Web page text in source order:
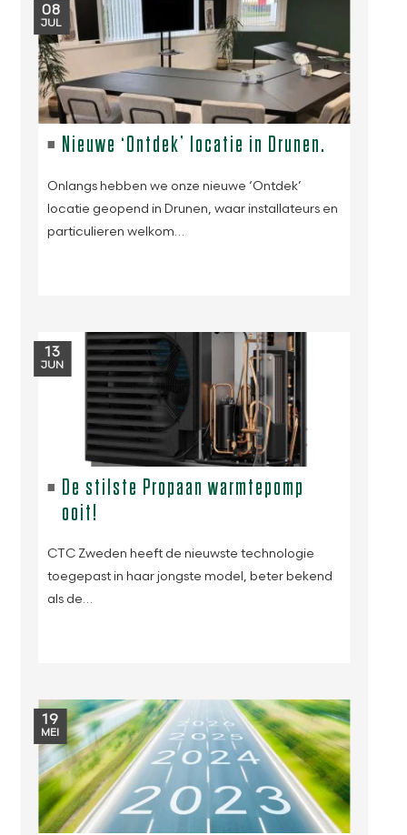
08
JUL
Nieuwe ‘Ontdek’ locatie in Drunen.
Onlangs hebben we onze nieuwe ‘Ontdek’
locatie geopend in Drunen, waar installateurs en
particulieren welkom…
13
JUN
De stilste Propaan warmtepomp
ooit!
CTC Zweden heeft de nieuwste technologie
toegepast in haar jongste model, beter bekend
als de…
19
MEI